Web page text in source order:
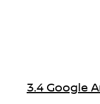
3.4 Google